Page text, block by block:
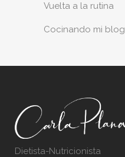
Vuelta a la rutina
Cocinando mi blog
Dietista-Nutricionista